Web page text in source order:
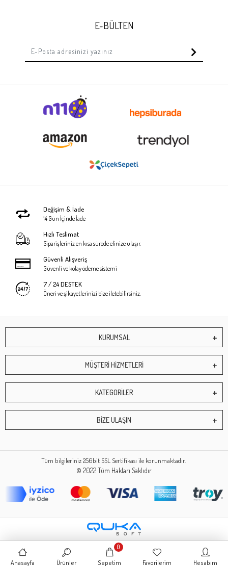
E-BÜLTEN
Değişim & İade
14 Gün İçinde İade
Hızlı Teslimat
Siparişleriniz en kısa sürede elinize ulaşır.
Güvenli Alışveriş
Güvenli ve kolay ödeme sistemi
7 / 24 DESTEK
Öneri ve şikayetlerinizi bize iletebilirsiniz.
KURUMSAL
MÜŞTERİ HİZMETLERİ
KATEGORİLER
BİZE ULAŞIN
Tüm bilgileriniz 256bit SSL Sertifikası ile korunmaktadır.
© 2022Tüm Hakları Saklıdır
Anasayfa Ürünler Sepetim
0
Favorilerim Hesabım